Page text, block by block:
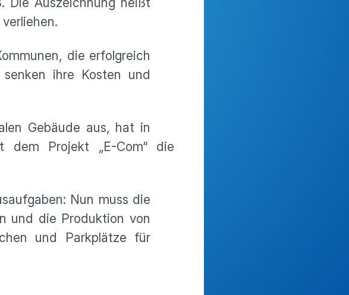
die erfolgreich
ihre Kosten und
Gebäude aus, hat in
dem Projekt „E-Com“ die
Nun muss die
und die Produktion von
und Parkplätze für